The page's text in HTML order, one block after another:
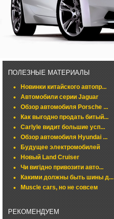
ПОЛЕЗНЫЕ МАТЕРИАЛЫ
Новинки китайского автопр...
Автомобили серии Jaguar
Обзор автомобиля Porsche ...
Как выгодно продать битый...
Carlyle видит большие усп...
Обзор автомобиля Hyundai ...
Будущее электромобилей
Новый Land Cruiser
Чи вигідно привозити авто...
Какими должны быть шины д...
Muscle cars, но не совсем
РЕКОМЕНДУЕМ